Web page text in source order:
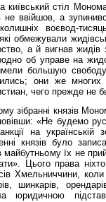
київський стіл
ввійшов, а
воєвод-
обмежували
а й вигнав жидів
об управе на
большую
они же
чего прежде не
зібранні князів
«Не будемо
на
князів було
майбутньому їх не
Цього права
Хмельниччини,
шинкарів,
юридичною